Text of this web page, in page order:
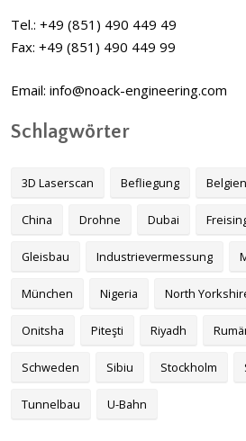
Tel.: +49 (851) 490 449 49
Fax: +49 (851) 490 449 99
Email: info@noack-engineering.com
Schlagwörter
3D Laserscan Befliegung Belgien
China Drohne Dubai
Gleisbau Industrievermessung
München Nigeria North
Onitsha Piteşti Riyadh
Schweden Sibiu Stockholm
Tunnelbau U-Bahn